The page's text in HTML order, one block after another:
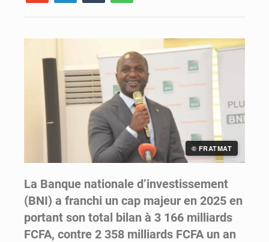
© FRATMAT
La Banque nationale d’investissement
(BNI) a franchi un cap majeur en 2025 en
portant son total bilan à 3 166 milliards
FCFA, contre 2 358 milliards FCFA un an